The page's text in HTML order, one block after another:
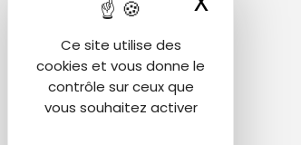
Ce site utilise des
cookies et vous donne le
contrôle sur ceux que
vous souhaitez activer